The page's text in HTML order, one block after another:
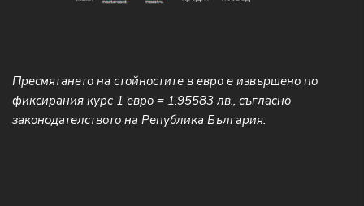
Пресмятането на стойностите в евро е извършено по
фиксирания курс 1 евро = 1.95583 лв., съгласно
законодателството на Република България.